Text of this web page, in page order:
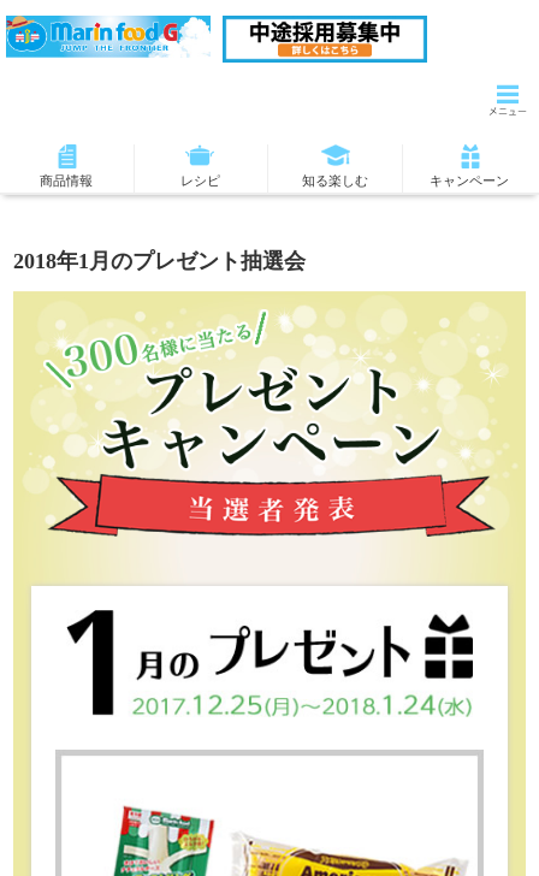
商品情報 レシピ 知る楽しむ キャンペーン
2018年1月のプレゼント抽選会